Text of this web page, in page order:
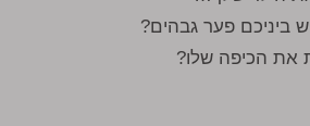
פער גבהים?
הכיפה שלו?